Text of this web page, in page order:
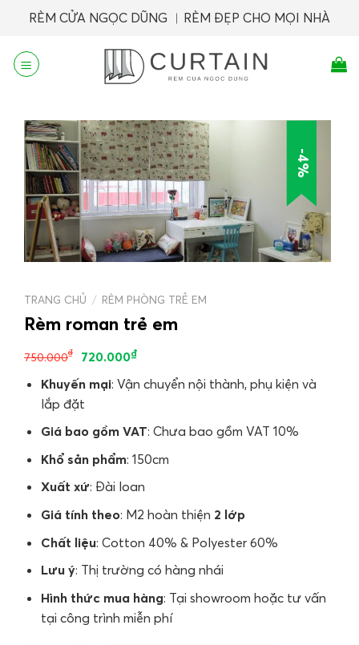
content
RÈM CỬA NGỌC DŨNG ︱RÈM ĐẸP CHO MỌI NHÀ
-4%
TRANG CHỦ / RÈM PHÒNG TRẺ EM
Rèm roman trẻ em
750.000₫ 720.000₫
Khuyến mại: Vận chuyển nội thành, phụ kiện và
lắp đặt
Giá bao gồm VAT: Chưa bao gồm VAT 10%
Khổ sản phẩm: 150cm
Xuất xứ: Đài loan
Giá tính theo: M2 hoàn thiện 2 lớp
Chất liệu: Cotton 40% & Polyester 60%
Lưu ý: Thị trường có hàng nhái
Hình thức mua hàng: Tại showroom hoặc tư vấn
tại công trình miễn phí